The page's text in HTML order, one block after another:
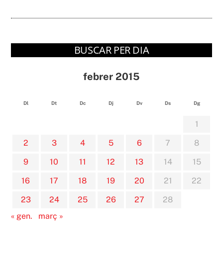
BUSCAR PER DIA
febrer 2015
Dl Dt Dc Dj Dv Ds Dg
1
2
3 4 5 6 7
8
9
10 11 12 13 14
15
16
17 18 19 20 21
22
23
24 25 26 27
28
« gen.
març »